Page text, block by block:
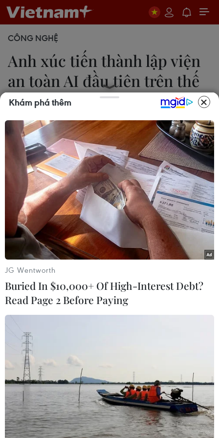
CÔNG NGHỆ
Anh xúc tiến thành lập viện
an toàn AI đầu tiên trên thế
giới
27/10/2023 00:00
Thủ tướng Anh cho rằng chỉ có các chính phủ mới
có thể đánh giá đúng nguy cơ của AI đối với an
ninh quốc gia và không nên dựa vào ý kiến của
các công ty công nghệ.
Ngày 26/10, Thủ tướng Anh Rishi Sunak thông
báo nước này sẽ thành lập Viện An toàn Trí tuệ
Nhân tạo (AI) đầu tiên trên thế giới.
Tuyên bố này được đưa ra trước thềm Hội nghị
Khám phá thêm
JG Wentworth
Buried In $10,000+ Of High-Interest Debt?
Read Page 2 Before Paying